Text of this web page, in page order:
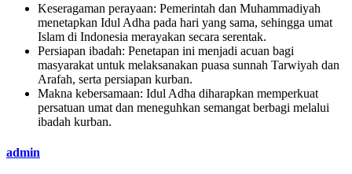
Keseragaman perayaan: Pemerintah dan Muhammadiyah
menetapkan Idul Adha pada hari yang sama, sehingga umat
Islam di Indonesia merayakan secara serentak.
Persiapan ibadah: Penetapan ini menjadi acuan bagi
masyarakat untuk melaksanakan puasa sunnah Tarwiyah dan
Arafah, serta persiapan kurban.
Makna kebersamaan: Idul Adha diharapkan memperkuat
persatuan umat dan meneguhkan semangat berbagi melalui
ibadah kurban.
admin